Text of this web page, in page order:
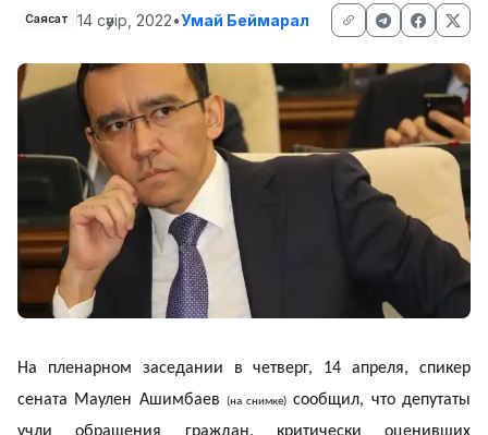
Саясат 14 сәуір, 2022•Умай Беймарал
На пленарном заседании в четверг, 14 апреля, спикер
сената Маулен Ашимбаев
(на снимке) сообщил, что депутаты